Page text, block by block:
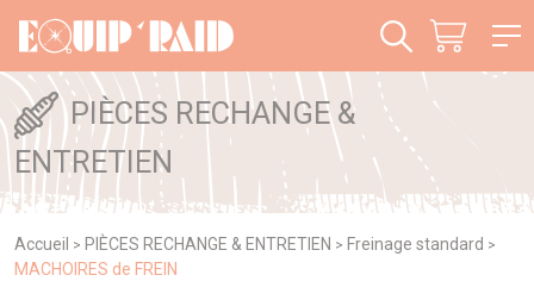
PIÈCES RECHANGE &
ENTRETIEN
Accueil > PIÈCES RECHANGE & ENTRETIEN > Freinage standard >
MACHOIRES de FREIN
Panneau de gestion des cookies